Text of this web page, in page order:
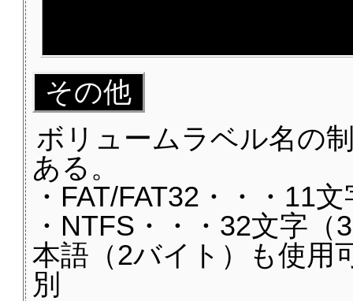
その他
ボリュームラベル名の
ある。
・FAT/FAT32・・・11
・NTFS・・・32文字
本語（2バイト）も使用
別